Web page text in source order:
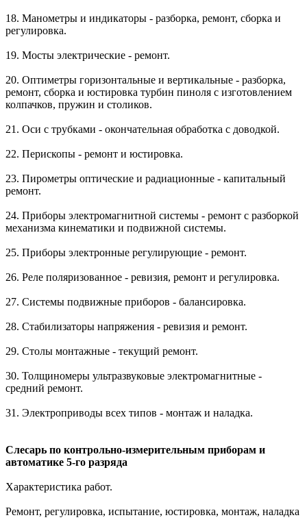
18. Манометры и индикаторы - разборка, ремонт, сборка и
регулировка.
19. Мосты электрические - ремонт.
20. Оптиметры горизонтальные и вертикальные - разборка,
ремонт, сборка и юстировка турбин пиноля с изготовлением
колпачков, пружин и столиков.
21. Оси с трубками - окончательная обработка с доводкой.
22. Перископы - ремонт и юстировка.
23. Пирометры оптические и радиационные - капитальный
ремонт.
24. Приборы электромагнитной системы - ремонт с разборкой
механизма кинематики и подвижной системы.
25. Приборы электронные регулирующие - ремонт.
26. Реле поляризованное - ревизия, ремонт и регулировка.
27. Системы подвижные приборов - балансировка.
28. Стабилизаторы напряжения - ревизия и ремонт.
29. Столы монтажные - текущий ремонт.
30. Толщиномеры ультразвуковые электромагнитные -
средний ремонт.
31. Электроприводы всех типов - монтаж и наладка.
Слесарь по контрольно-измерительным приборам и
автоматике 5-го разряда
Характеристика работ.
Ремонт, регулировка, испытание, юстировка, монтаж, наладка